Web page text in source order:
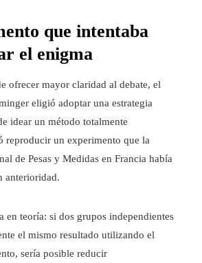
que intentaba
el enigma
ofrecer mayor claridad al debate, el
eligió adoptar una estrategia
idear un método totalmente
reproducir un experimento que la
de Pesas y Medidas en Francia había
anterioridad.
en teoría: si dos grupos independientes
el mismo resultado utilizando el
sería posible reducir